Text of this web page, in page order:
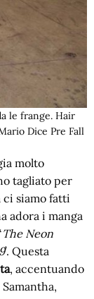
le frange. Hair
Dice Pre Fall
molto
tagliato per
ci siamo fatti
adora i manga
The Neon
’. Questa
, accentuando